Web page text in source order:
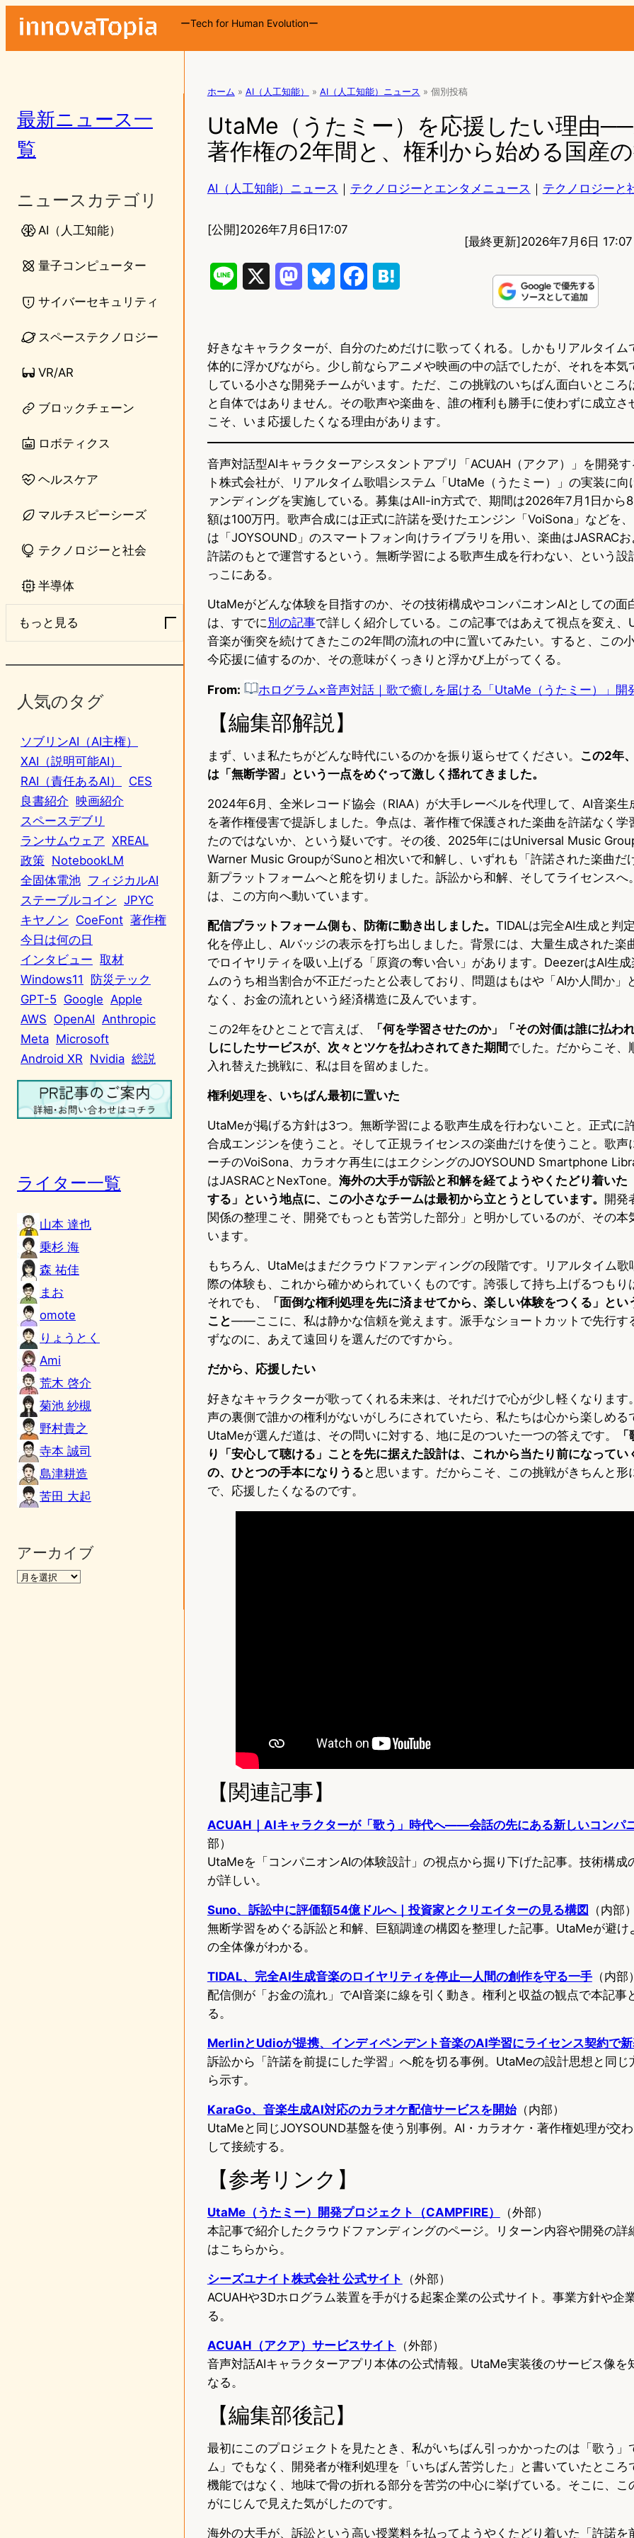
ーTech for Human Evolutionー
最新ニュース一
覧
ニュースカテゴリ
AI（人工知能）
量子コンピューター
サイバーセキュリティ
スペーステクノロジー
VR/AR
ブロックチェーン
ロボティクス
ヘルスケア
マルチスピーシーズ
テクノロジーと社会
半導体
もっと見る
人気のタグ
ソブリンAI（AI主権）
XAI（説明可能AI）
RAI（責任あるAI）
CES
良書紹介 映画紹介
スペースデブリ
ランサムウェア XREAL
政策 NotebookLM
全固体電池 フィジカルAI
ステーブルコイン JPYC
キヤノン CoeFont 著作権
今日は何の日
インタビュー 取材
Windows11
防災テック
GPT-5 Google Apple
AWS OpenAI Anthropic
Meta Microsoft
Android XR Nvidia 総説
ライター一覧
山本 達也
乗杉 海
森 祐佳
まお
omote
りょうとく
Ami
荒木 啓介
菊池 紗槻
野村貴之
寺本 誠司
島津耕造
苦田 大起
アーカイブ
ホーム » AI（人工知能） » AI（人工知能）ニュース » 個別投稿
UtaMe（うたミー）を応援したい理由
著作権の2年間と、権利から始める国産
AI（人工知能）ニュース ｜ テクノロジーとエンタメニュース ｜ テクノロジーと
[公開]2026年7月6日17:07
[最終更新]2026年7月6日 17:07
e
o
d
n
e
s
e
b
o
k
e
n
a
好きなキャラクターが、自分のためだけに歌ってくれる。しかもリアルタイム
体的に浮かびながら。少し前ならアニメや映画の中の話でしたが、それを本気
している小さな開発チームがいます。ただ、この挑戦のいちばん面白いところ
と自体ではありません。その歌声や楽曲を、誰の権利も勝手に使わずに成立
こそ、いま応援したくなる理由があります。
音声対話型AIキャラクターアシスタントアプリ「ACUAH（アクア）」を開発
ト株式会社が、リアルタイム歌唱システム「UtaMe（うたミー）」の実装に向
ァンディングを実施している。募集はAll-in方式で、期間は2026年7月1日から
額は100万円。歌声合成には正式に許諾を受けたエンジン「VoiSona」などを
は「JOYSOUND」のスマートフォン向けライブラリを用い、楽曲はJASRAC
許諾のもとで運営するという。無断学習による歌声生成を行わない、という設
っこにある。
UtaMeがどんな体験を目指すのか、その技術構成やコンパニオンAIとしての面
は、すでに 別の記事で詳しく紹介している。この記事ではあえて視点を変え、
音楽が衝突を続けてきたこの2年間の流れの中に置いてみたい。すると、この
今応援に値するのか、その意味がくっきりと浮かび上がってくる。
From: ホログラム×音声対話｜歌で癒しを届ける「UtaMe（うたミー）」開
【編集部解説】
まず、いま私たちがどんな時代にいるのかを振り返らせてください。
この2年
は「無断学習」という一点をめぐって激しく揺れてきました。
2024年6月、全米レコード協会（RIAA）が大手レーベルを代理して、AI音楽
を著作権侵害で提訴しました。争点は、著作権で保護された楽曲を許諾なく学
たのではないか、という疑いです。その後、2025年にはUniversal Music
Warner Music GroupがSunoと相次いで和解し、いずれも「許諾された楽曲だ
新プラットフォームへと舵を切りました。訴訟から和解、そしてライセンスへ
は、この方向へ動いています。
配信プラットフォーム側も、防衛に動き出しました。 TIDALは完全AI生成と判
化を停止し、AIバッジの表示を打ち出しました。背景には、大量生成された楽
でロイヤリティを吸い上げる「原資の奪い合い」があります。DeezerはAI生
ムのうち相当割合が不正だったと公表しており、問題はもはや「AIか人間か」
なく、お金の流れという経済構造に及んでいます。
この2年をひとことで言えば、
「何を学習させたのか」「その対価は誰に払わ
しにしたサービスが、次々とツケを払わされてきた期間でした。だからこそ、
入れ替えた挑戦に、私は目を留めました。
権利処理を、いちばん最初に置いた
UtaMeが掲げる方針は3つ。無断学習による歌声生成を行わないこと。正式に
合成エンジンを使うこと。そして正規ライセンスの楽曲だけを使うこと。歌声
ーチのVoiSona、カラオケ再生にはエクシングのJOYSOUND Smartphone
はJASRACとNexTone。 海外の大手が訴訟と和解を経てようやくたどり着いた
する」という地点に、この小さなチームは最初から立とうとしています。 開発
関係の整理こそ、開発でもっとも苦労した部分」と明かしているのが、その本
います。
もちろん、UtaMeはまだクラウドファンディングの段階です。リアルタイム歌
際の体験も、これから確かめられていくものです。誇張して持ち上げるつもり
それでも、
「面倒な権利処理を先に済ませてから、楽しい体験をつくる」とい
こと——ここに、私は静かな信頼を覚えます。派手なショートカットで先行す
ずなのに、あえて遠回りを選んだのですから。
だから、応援したい
好きなキャラクターが歌ってくれる未来は、それだけで心が少し軽くなります
声の裏側で誰かの権利がないがしろにされていたら、私たちは心から楽しめる
UtaMeが選んだ道は、その問いに対する、地に足のついた一つの答えです。
り「安心して聴ける」ことを先に据えた設計は、これから当たり前になってい
の、ひとつの手本になりうる と思います。だからこそ、この挑戦がきちんと形
で、応援したくなるのです。
【関連記事】
ACUAH｜AIキャラクターが「歌う」時代へ——会話の先にある新しいコンパ
部）
UtaMeを「コンパニオンAIの体験設計」の視点から掘り下げた記事。技術構成
が詳しい。
Suno、訴訟中に評価額54億ドルへ｜投資家とクリエイターの見る構図
（内部
無断学習をめぐる訴訟と和解、巨額調達の構図を整理した記事。UtaMeが避け
の全体像がわかる。
TIDAL、完全AI生成音楽のロイヤリティを停止—人間の創作を守る一手（内部
配信側が「お金の流れ」でAI音楽に線を引く動き。権利と収益の観点で本記事
る。
MerlinとUdioが提携、インディペンデント音楽のAI学習にライセンス契約で
訴訟から「許諾を前提にした学習」へ舵を切る事例。UtaMeの設計思想と同じ
ら示す。
KaraGo、音楽生成AI対応のカラオケ配信サービスを開始（内部）
UtaMeと同じJOYSOUND基盤を使う別事例。AI・カラオケ・著作権処理が交
して接続する。
【参考リンク】
UtaMe（うたミー）開発プロジェクト（CAMPFIRE）
（外部）
本記事で紹介したクラウドファンディングのページ。リターン内容や開発の詳
はこちらから。
シーズユナイト株式会社 公式サイト
（外部）
ACUAHや3Dホログラム装置を手がける起案企業の公式サイト。事業方針や企
る。
ACUAH（アクア）サービスサイト
（外部）
音声対話AIキャラクターアプリ本体の公式情報。UtaMe実装後のサービス像を
なる。
【編集部後記】
最初にこのプロジェクトを見たとき、私がいちばん引っかかったのは「歌う」
ム」でもなく、開発者が権利処理を「いちばん苦労した」と書いていたところ
機能ではなく、地味で骨の折れる部分を苦労の中心に挙げている。そこに、こ
がにじんで見えた気がしたのです。
海外の大手が、訴訟という高い授業料を払ってようやくたどり着いた「許諾を